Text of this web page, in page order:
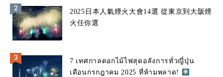
2025日本人氣煙火大會14選 從東京到大阪煙
火任你選
7 เทศกาลดอกไม้ไฟสุดอลังการทั่วญี่ปุ่น
เดือนกรกฎาคม 2025 ที่ห้ามพลาด!